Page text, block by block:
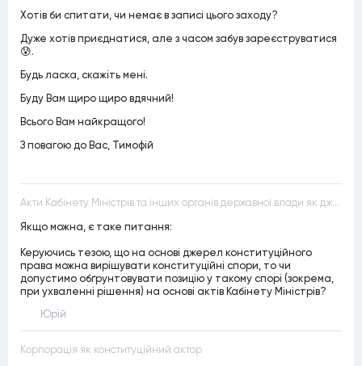
Хотів би спитати, чи немає в записі цього заходу?
Дуже хотів приєднатися, але з часом забув зареєструватися
😰.
Будь ласка, скажіть мені.
Буду Вам щиро щиро вдячний!
Всього Вам найкращого!
З повагою до Вас, Тимофій
Акти Кабінету Міністрів та інших органів державної влади як джерела конституційного права
Якщо можна, є таке питання:
Керуючись тезою, що на основі джерел конституційного
права можна вирішувати конституційні спори, то чи
допустимо обґрунтовувати позицію у такому спорі (зокрема,
при ухваленні рішення) на основі актів Кабінету Міністрів?
Юрій
Корпорація як конституційний актор